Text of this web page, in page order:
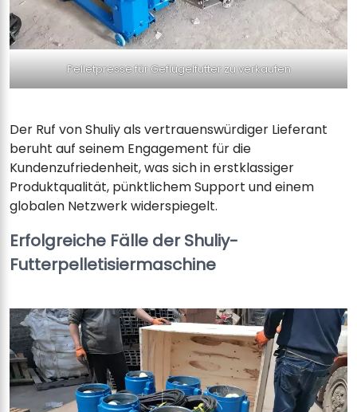
Pelletpresse für Geflügelfutter zu verkaufen
Der Ruf von Shuliy als vertrauenswürdiger Lieferant
beruht auf seinem Engagement für die
Kundenzufriedenheit, was sich in erstklassiger
Produktqualität, pünktlichem Support und einem
globalen Netzwerk widerspiegelt.
Erfolgreiche Fälle der Shuliy-
Futterpelletisiermaschine